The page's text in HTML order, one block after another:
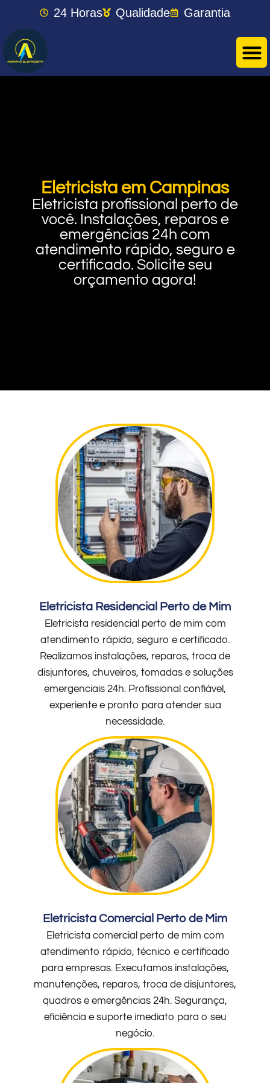
24 Horas Qualidade Garantia
Eletricista em Campinas
Eletricista profissional perto de
você. Instalações, reparos e
emergências 24h com
atendimento rápido, seguro e
certificado. Solicite seu
orçamento agora!
Eletricista Residencial Perto de Mim
Eletricista residencial perto de mim com
atendimento rápido, seguro e certificado.
Realizamos instalações, reparos, troca de
disjuntores, chuveiros, tomadas e soluções
emergenciais 24h. Profissional confiável,
experiente e pronto para atender sua
necessidade.
Eletricista Comercial Perto de Mim
Eletricista comercial perto de mim com
atendimento rápido, técnico e certificado
para empresas. Executamos instalações,
manutenções, reparos, troca de disjuntores,
quadros e emergências 24h. Segurança,
eficiência e suporte imediato para o seu
negócio.